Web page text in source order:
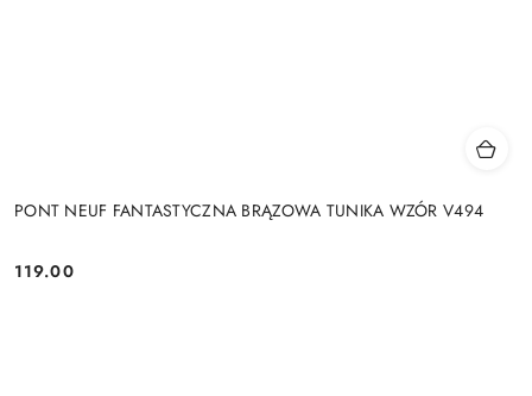
PONT NEUF FANTASTYCZNA BRĄZOWA TUNIKA WZÓR V494
Cena:
119.00